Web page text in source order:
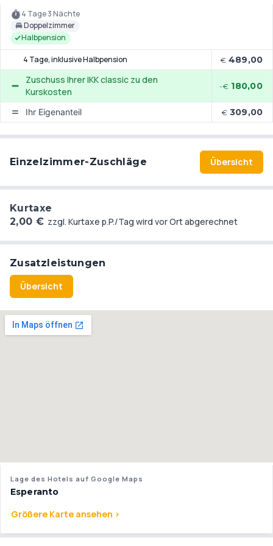
4 Tage 3 Nächte
Doppelzimmer
Halbpension
4 Tage, inklusive Halbpension € 489,00
Zuschuss Ihrer IKK classic zu den
Kurskosten
-€ 180,00
Ihr Eigenanteil € 309,00
Einzelzimmer-Zuschläge Übersicht
Kurtaxe
2,00 € zzgl. Kurtaxe p.P./Tag wird vor Ort abgerechnet
Zusatzleistungen
Übersicht
Lage des Hotels auf Google Maps
Esperanto
Größere Karte ansehen >